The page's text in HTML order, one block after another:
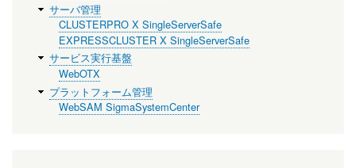
サーバ管理
CLUSTERPRO X SingleServerSafe
EXPRESSCLUSTER X SingleServerSafe
サービス実行基盤
WebOTX
プラットフォーム管理
WebSAM SigmaSystemCenter